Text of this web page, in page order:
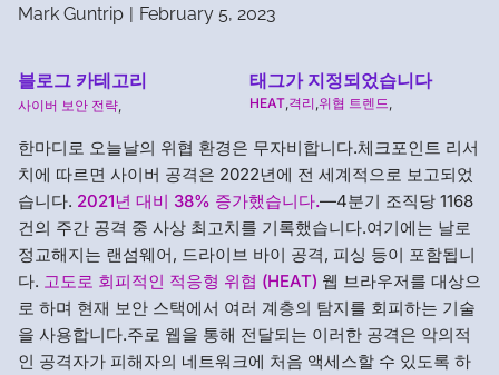
Mark Guntrip | February 5, 2023
블로그 카테고리
사이버 보안 전략
태그가 지정되었습니다
HEAT 격리 위협 트렌드
한마디로 오늘날의 위협 환경은 무자비합니다.체크포인트 리서
치에 따르면 사이버 공격은 2022년에 전 세계적으로 보고되었
습니다. 2021년 대비 38% 증가했습니다.—4분기 조직당 1168
건의 주간 공격 중 사상 최고치를 기록했습니다.여기에는 날로
정교해지는 랜섬웨어, 드라이브 바이 공격, 피싱 등이 포함됩니
다. 고도로 회피적인 적응형 위협 (HEAT) 웹 브라우저를 대상으
로 하며 현재 보안 스택에서 여러 계층의 탐지를 회피하는 기술
을 사용합니다.주로 웹을 통해 전달되는 이러한 공격은 악의적
인 공격자가 피해자의 네트워크에 처음 액세스할 수 있도록 하